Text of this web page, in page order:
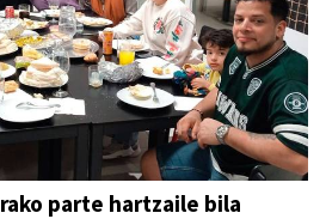
parte hartzaile bila